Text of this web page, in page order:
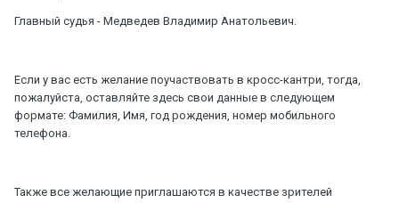
Главный судья - Медведев Владимир Анатольевич.
Если у вас есть желание поучаствовать в кросс-кантри, тогда,
пожалуйста, оставляйте здесь свои данные в следующем
формате: Фамилия, Имя, год рождения, номер мобильного
телефона.
Также все желающие приглашаются в качестве зрителей